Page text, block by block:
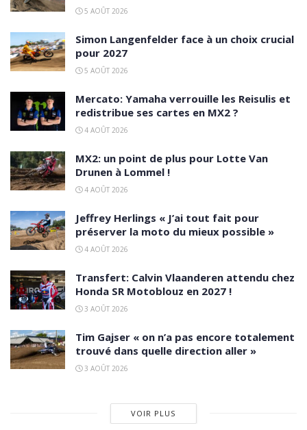
5 AOÛT 2026
Simon Langenfelder face à un choix crucial
pour 2027
5 AOÛT 2026
Mercato: Yamaha verrouille les Reisulis et
redistribue ses cartes en MX2 ?
4 AOÛT 2026
MX2: un point de plus pour Lotte Van
Drunen à Lommel !
4 AOÛT 2026
Jeffrey Herlings « J’ai tout fait pour
préserver la moto du mieux possible »
4 AOÛT 2026
Transfert: Calvin Vlaanderen attendu chez
Honda SR Motoblouz en 2027 !
3 AOÛT 2026
Tim Gajser « on n’a pas encore totalement
trouvé dans quelle direction aller »
3 AOÛT 2026
VOIR PLUS